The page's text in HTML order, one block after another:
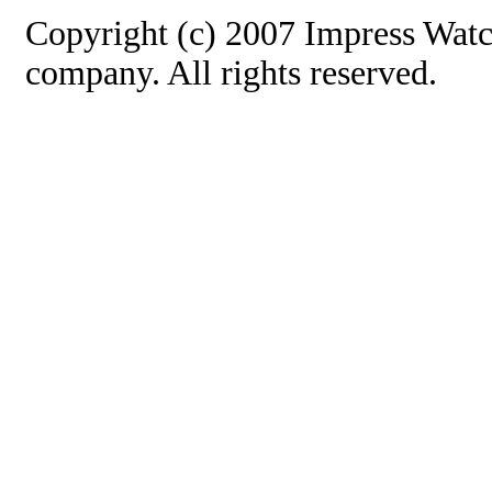
Copyright (c) 2007 Impress
company. All rights reserved.